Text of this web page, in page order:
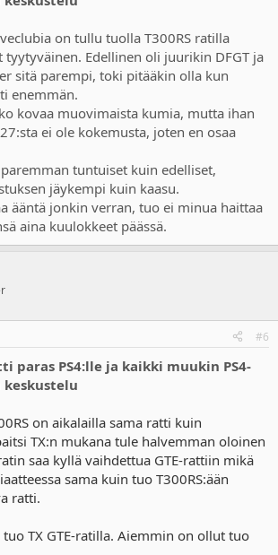
on tullu tuolla T300RS ratilla
Edellinen oli juurikin DFGT ja
sitä parempi, toki pitääkin olla kun
enemmän.
kovaa muovimaista kumia, mutta ihan
ei ole kokemusta, joten en osaa
tuntuiset kuin edelliset,
jäykempi kuin kaasu.
ääntä jonkin verran, tuo ei minua haittaa
aina kuulokkeet päässä.
#6
paras PS4:lle ja kaikki muukin PS4-
on aikalailla sama ratti kuin
TX:n mukana tule halvemman oloinen
saa kyllä vaihdettua GTE-rattiin mikä
sama kuin tuo T300RS:ään
ratti.
TX GTE-ratilla. Aiemmin on ollut tuo